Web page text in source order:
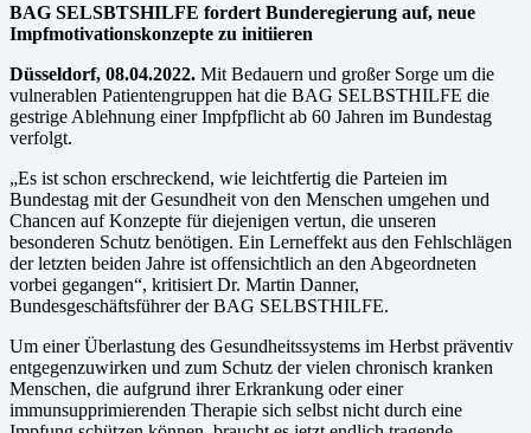
BAG SELSBTSHILFE fordert Bunderegierung auf, neue
Impfmotivationskonzepte zu initiieren
Düsseldorf, 08.04.2022. Mit Bedauern und großer Sorge um die
vulnerablen Patientengruppen hat die BAG SELBSTHILFE die
gestrige Ablehnung einer Impfpflicht ab 60 Jahren im Bundestag
verfolgt.
„Es ist schon erschreckend, wie leichtfertig die Parteien im
Bundestag mit der Gesundheit von den Menschen umgehen und
Chancen auf Konzepte für diejenigen vertun, die unseren
besonderen Schutz benötigen. Ein Lerneffekt aus den Fehlschlägen
der letzten beiden Jahre ist offensichtlich an den Abgeordneten
vorbei gegangen“, kritisiert Dr. Martin Danner,
Bundesgeschäftsführer der BAG SELBSTHILFE.
Um einer Überlastung des Gesundheitssystems im Herbst präventiv
entgegenzuwirken und zum Schutz der vielen chronisch kranken
Menschen, die aufgrund ihrer Erkrankung oder einer
immunsupprimierenden Therapie sich selbst nicht durch eine